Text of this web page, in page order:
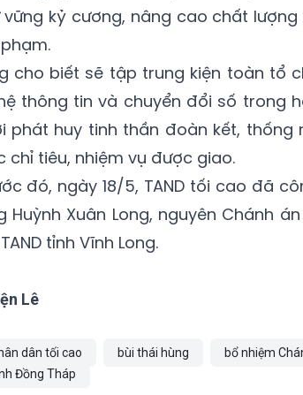
vững kỷ cương, nâng cao chất
cho biết sẽ tập trung kiện toàn tổ
thông tin và chuyển đổi số trong
phát huy tinh thần đoàn kết,
chỉ tiêu, nhiệm vụ được giao.
đó, ngày 18/5, TAND tối cao đã
Huỳnh Xuân Long, nguyên Chánh
tỉnh Vĩnh Long.
Lê
dân tối cao bùi thái hùng bổ nhiệm
Đồng Tháp